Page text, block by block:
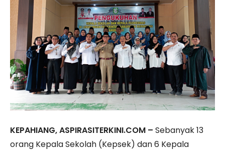
KEPAHIANG, ASPIRASITERKINI.COM – Sebanyak 13
orang Kepala Sekolah (Kepsek) dan 6 Kepala